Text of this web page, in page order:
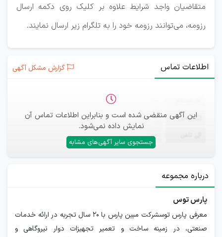
متقاضیان واجد شرایط علاوه بر کلیک روی دکمه ارسال
رزومه، می‌توانند رزومه خود را به تلگرام زیر ارسال نمایند.
اطلاعات تماس گزارش مشکل آگهی
این آگهی منقضی شده است و بنابراین اطلاعات تماس آن
نمایش داده نمی‌شود.
جستجوی سایر آگهی‌های مشابه
ایمیل —
—
درباره مجموعه
پارس توس
معرفی پارس توسشرکت مبین پارس با ۲۰ سال تجربه در ارائه خدمات
صنعتی، در زمینه ساخت و تعمیر تجهیزات دوار نیروگاهی و